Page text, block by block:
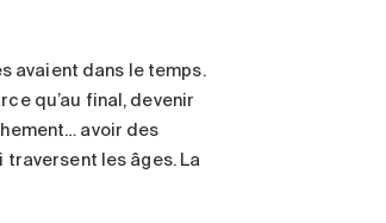
avaient dans le temps.
qu’au final, devenir
avoir des
les âges. La